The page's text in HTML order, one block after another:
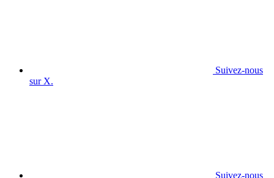
Suivez-nous
sur X.
Suivez-nous